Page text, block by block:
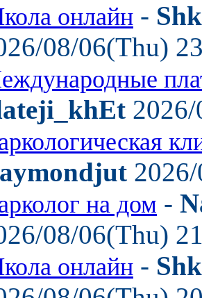
онлайн -
08/06(Thu)
на дом -
08/06(Thu)
онлайн -